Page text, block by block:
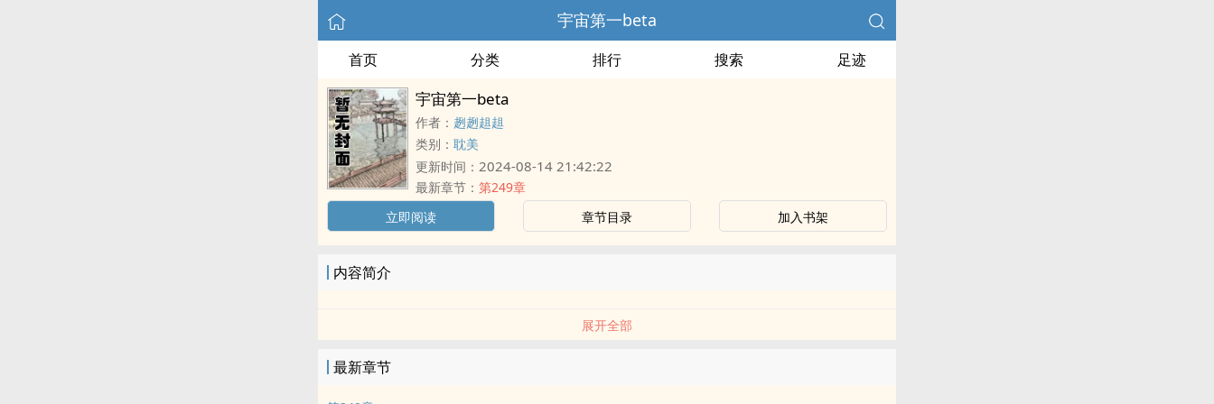
宇宙第一beta
首页 分类 排行 搜索 足迹
宇宙第一beta
作者： 趔趔趄趄
类别： 耽美
更新时间： 2024-08-14 21:42:22
最新章节： 第249章
立即阅读
章节目录 加入书架
内容简介
展开全部
最新章节